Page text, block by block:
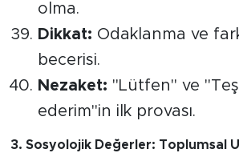
olma.
Dikkat: Odaklanma ve
becerisi.
Nezaket: "Lütfen" ve
ederim"in ilk provası.
​3. Sosyolojik Değerler: Toplumsal